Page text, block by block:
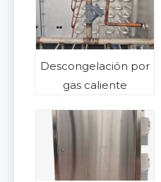
Descongelación por
gas caliente